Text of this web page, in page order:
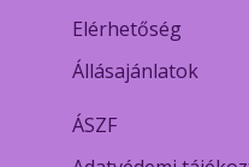
Elérhetőség
Állásajánlatok
ÁSZF